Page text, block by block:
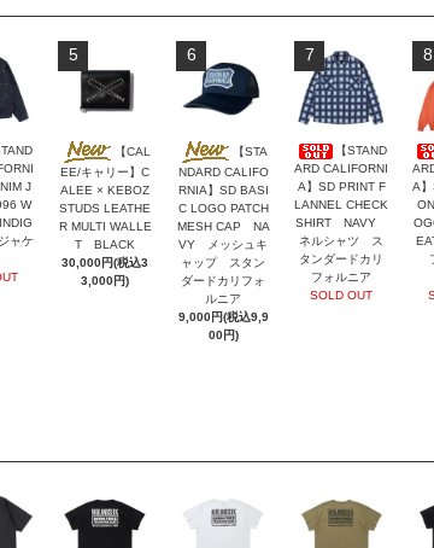
J
W
ャケ
5
【CAL
EE/キャリー】C
ALEE × KEBOZ
STUDS LEATHE
R MULTI WALLE
T BLACK
30,000円(税込3
3,000円)
6
【STA
NDARD CALIFO
RNIA】SD BASI
C LOGO PATCH
MESH CAP NA
VY メッシュキ
ャップ スタン
ダードカリフォ
ルニア
9,000円(税込9,9
00円)
7
【STAND
ARD CALIFORNI
A】SD PRINT F
LANNEL CHECK
SHIRT NAVY
ネルシャツ ス
タンダードカリ
フォルニア
SOLD OUT
8
A